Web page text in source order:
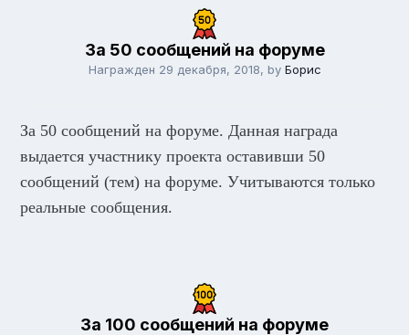
За 50 сообщений на форуме
Награжден 29 декабря, 2018, by Борис
За 50 сообщений на форуме. Данная награда
выдается участнику проекта оставивши 50
сообщений (тем) на форуме. Учитываются только
реальные сообщения.
За 100 сообщений на форуме